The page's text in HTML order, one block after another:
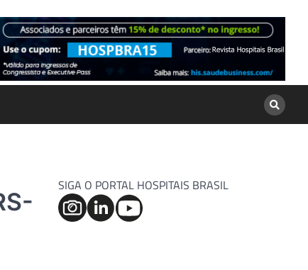
SIGA O PORTAL HOSPITAIS BRASIL